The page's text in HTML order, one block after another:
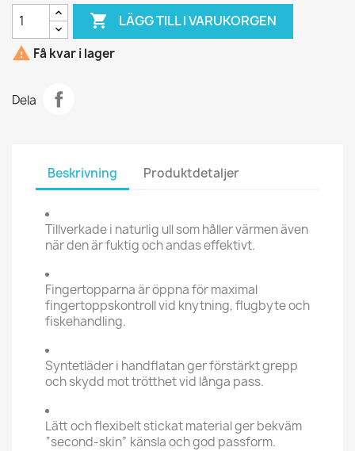
 LÄGG TILL I VARUKORGEN
 Få kvar i lager
Dela
Beskrivning Produktdetaljer
Tillverkade i naturlig ull som håller värmen även
när den är fuktig och andas effektivt.
Fingertopparna är öppna för maximal
fingertoppskontroll vid knytning, flugbyte och
fiskehandling.
Syntetläder i handflatan ger förstärkt grepp
och skydd mot trötthet vid långa pass.
Lätt och flexibelt stickat material ger bekväm
“second-skin” känsla och god passform.